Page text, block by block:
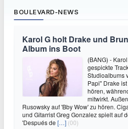
BOULEVARD-NEWS
Karol G holt Drake und
Album ins Boot
(BANG) -
gespickte
Studioalbums
Papi" Drake
hören,
mitwirkt.
Rusowsky auf 'Bby Wow' zu hören.
und Gitarrist Greg Gonzalez spielt auf
'Después de […] (00)